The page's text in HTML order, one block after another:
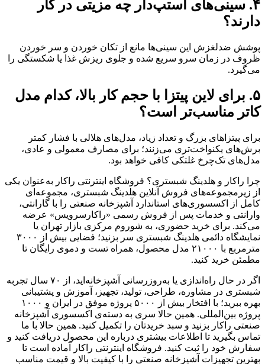
۴. سینی‌های استپ‌دار چه مزیتی در کار
دارند؟
پوشش ضدلغزش این سینی‌ها مانع از تکان خوردن و سر خوردن
ظروف در زمان سرو سریع شده و جلوی ریزش غذا یا شکستگی را
می‌گیرد.
۵. برای لاین پیتزا با حجم کار بالا، کدام مدل
کاتر مناسب‌تر است؟
برای پیتزاهای بزرگ و تعداد زیاد، مدل‌های هلالی با فشار کمتر
برش‌های یکنواخت‌تری می‌زنند؛ برای مصارف معمولی و عادی،
مدل‌های تک‌چرخ غلتکی کافی خواهد بود.
چرا راکار و هلدینگ شبستری؟ فروشگاه اینترنتی راکار به‌عنوان یکی
از زیرمجموعه‌های فروش آنلاین هلدینگ شبستری، مجموعه‌ای
کامل از اکسسوری‌های استاندارد آشپزخانه صنعتی را با گارانتی،
وارانتی و خدمات پس از فروش رسمی «راکارسرویس» عرضه
می‌کند. برای خرید حضوری، به شوروم مرکزی بازار تهران یا
نمایشگاه دائمی هلدینگ شبستری سر بزنید؛ فضایی بیش از ۳۰۰۰
مترمربع با ۲۱۰۰۰ مدل محصول، همراه تست و دموی رایگان تا
مطمئن خرید کنید.
اگر در حال راه‌اندازی یا به‌روزرسانی آشپزخانه‌اید، از ۷۰ سال تجربه
شبستری در مشاوره، طراحی، تولید، تجهیز، آموزش و پشتیبانی
بهره ببرید؛ با افتخار بیش از ۵۰۰۰ پروژه موفق در ایران و ۱۰۰۰
پروژه بین‌المللی. همین حالا سری به دسته‌ی اکسسوری آشپزخانه
صنعتی راکار بزنید و سبد خریدتان را تکمیل کنید. همین حالا با ما
تماس بگیرید تا اطلاعات بیشتری درباره این محصول دریافت کنید و
سفارش خود را ثبت کنید. فروشگاه اینترنتی راکار آماده است تا
بهترین تجهیزات آشپزخانه صنعتی را با کیفیت بالا و قیمت مناسب